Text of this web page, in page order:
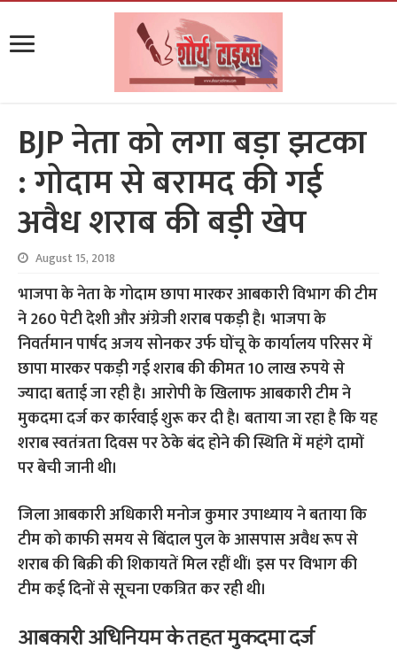
BJP नेता को लगा बड़ा झटका
: गोदाम से बरामद की गई
अवैध शराब की बड़ी खेप
August 15, 2018
भाजपा के नेता के गोदाम छापा मारकर आबकारी विभाग की टीम
ने 260 पेटी देशी और अंग्रेजी शराब पकड़ी है। भाजपा के
निवर्तमान पार्षद अजय सोनकर उर्फ घोंचू के कार्यालय परिसर में
छापा मारकर पकड़ी गई शराब की कीमत 10 लाख रुपये से
ज्यादा बताई जा रही है। आरोपी के खिलाफ आबकारी टीम ने
मुकदमा दर्ज कर कार्रवाई शुरू कर दी है। बताया जा रहा है कि यह
शराब स्वतंत्रता दिवस पर ठेके बंद होने की स्थिति में महंगे दामों
पर बेची जानी थी।
जिला आबकारी अधिकारी मनोज कुमार उपाध्याय ने बताया कि
टीम को काफी समय से बिंदाल पुल के आसपास अवैध रूप से
शराब की बिक्री की शिकायतें मिल रहीं थीं। इस पर विभाग की
टीम कई दिनों से सूचना एकत्रित कर रही थी।
आबकारी अधिनियम के तहत मुकदमा दर्ज